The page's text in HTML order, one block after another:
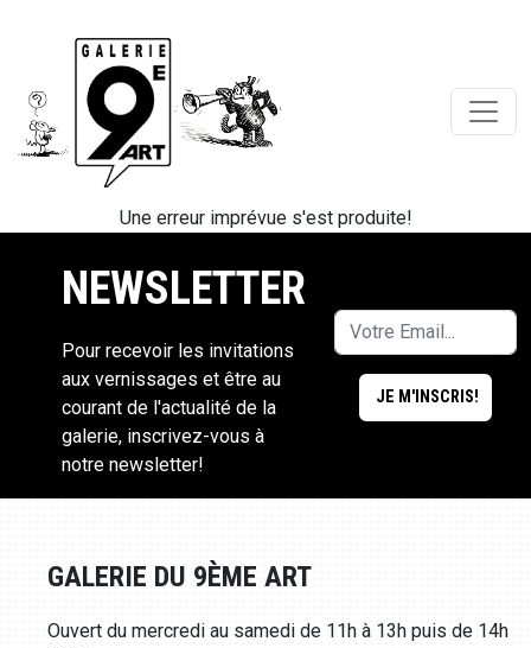
Une erreur imprévue s'est produite!
NEWSLETTER
Pour recevoir les invitations
aux vernissages et être au
courant de l'actualité de la
galerie, inscrivez-vous à
notre newsletter!
GALERIE DU 9ÈME ART
Ouvert du mercredi au samedi de 11h à 13h puis de 14h